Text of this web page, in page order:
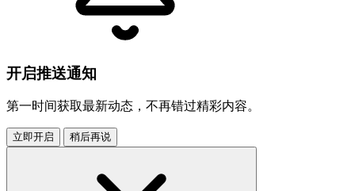
开启推送通知
第一时间获取最新动态，不再错过精彩内容。
立即开启 稍后再说